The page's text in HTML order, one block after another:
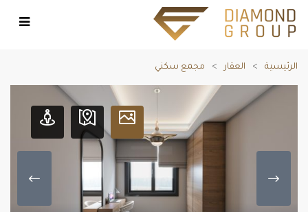
الرئيسية العقار مجمع سكني